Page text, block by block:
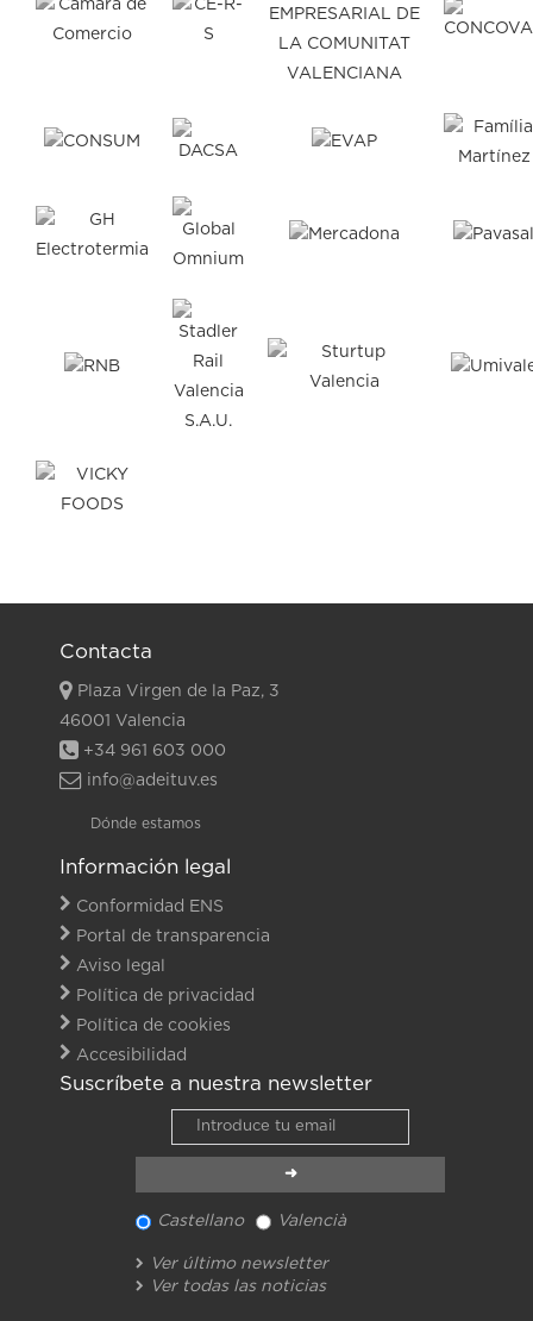
Contacta
Plaza Virgen de la Paz, 3
46001 Valencia
+34 961 603 000
info@adeituv.es
Dónde estamos
Información legal
Conformidad ENS
Portal de transparencia
Aviso legal
Política de privacidad
Política de cookies
Accesibilidad
Suscríbete a nuestra newsletter
Castellano Valencià
Ver último newsletter
Ver todas las noticias